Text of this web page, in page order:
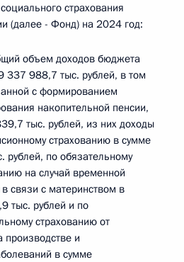
страхования
(далее - Фонд) на 2024 год:
объем доходов бюджета
988,7 тыс. рублей, в том
с формированием
накопительной пенсии,
тыс. рублей, из них доходы
страхованию в сумме
по обязательному
на случай временной
связи с материнством в
тыс. рублей и по
страхованию от
производстве и
в сумме